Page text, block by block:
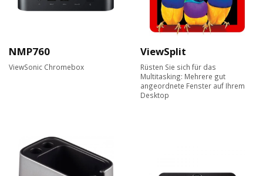
NMP760
ViewSonic Chromebox​
ViewSplit
Rüsten Sie sich für das
Multitasking: Mehrere gut
angeordnete Fenster auf Ihrem
Desktop